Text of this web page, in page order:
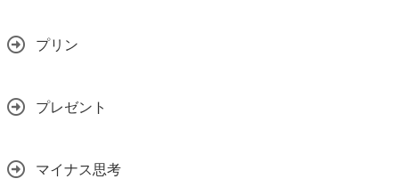
プリン
プレゼント
マイナス思考